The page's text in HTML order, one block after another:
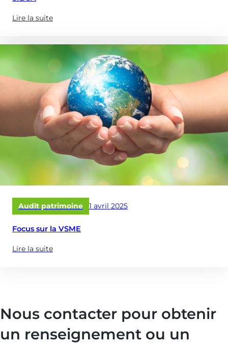
Lire la suite
(à
de
:
Audit patrimoine
Publié
le
1 avril 2025
Focus sur la VSME
Lire la suite
(à
sur
VSME)
Nous contacter pour obtenir
un renseignement ou un